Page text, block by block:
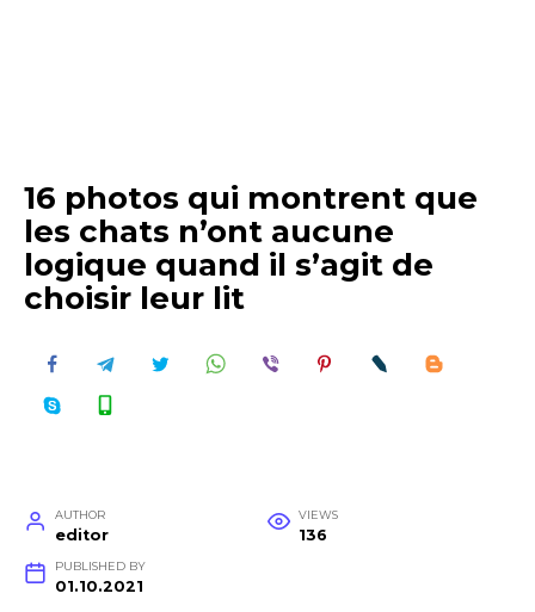
16 photos qui montrent que
les chats n’ont aucune
logique quand il s’agit de
choisir leur lit
AUTHOR
editor
VIEWS
136
PUBLISHED BY
01.10.2021